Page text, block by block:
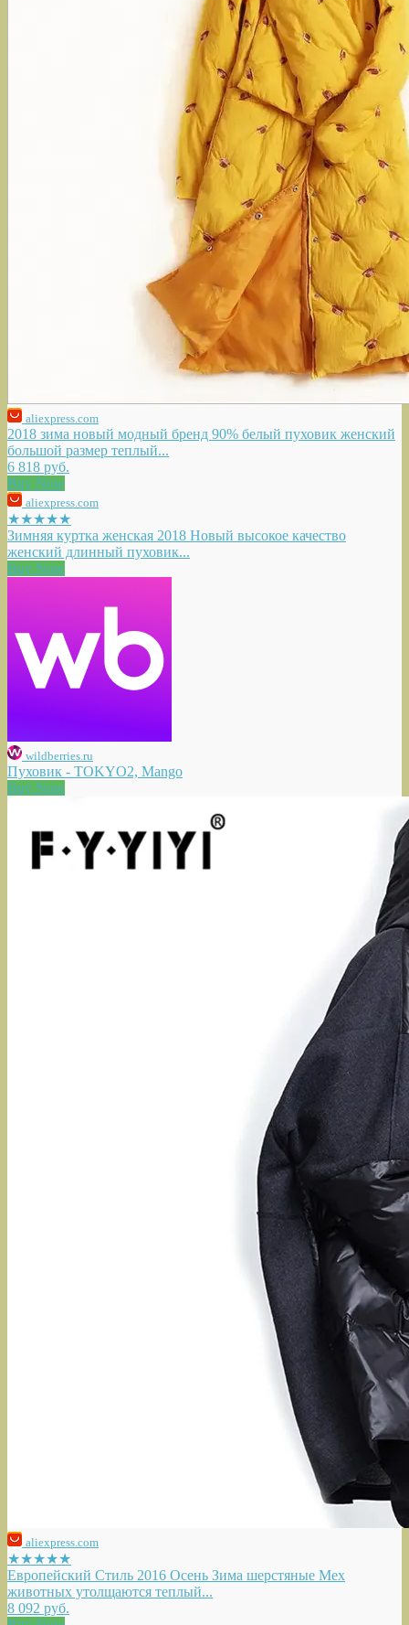
aliexpress.com
2018 зима новый модный бренд 90% белый пуховик женский
большой размер теплый...
6 818 руб.
Buy Now
aliexpress.com
★★★★★
Зимняя куртка женская 2018 Новый высокое качество
женский длинный пуховик...
Buy Now
wildberries.ru
Пуховик - TOKYO2, Mango
Buy Now
aliexpress.com
★★★★★
Европейский Стиль 2016 Осень Зима шерстяные Мех
животных утолщаются теплый...
8 092 руб.